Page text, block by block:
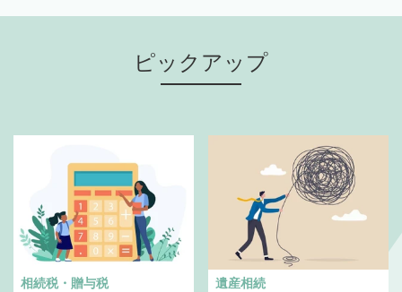
ピックアップ
相続税・贈与税 遺産相続